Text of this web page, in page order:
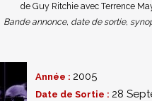
de Guy Ritchie avec Terrence
Bande annonce, date de sortie,
Année : 2005
Date de Sortie : 28